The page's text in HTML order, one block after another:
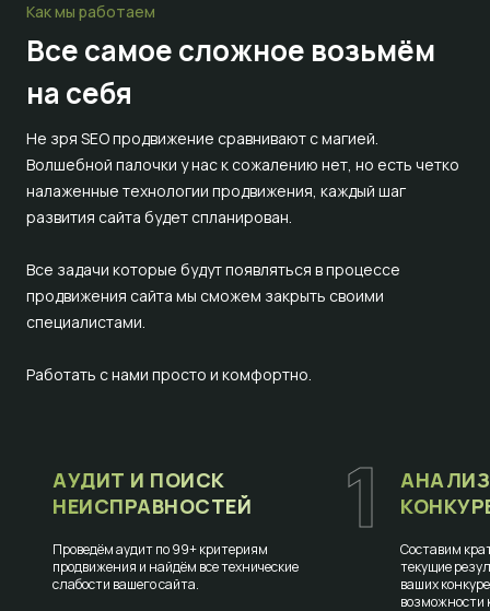
Как мы работаем
Все самое сложное возьмём
на себя
Не зря SEO продвижение сравнивают с магией.
Волшебной палочки у нас к сожалению нет, но есть четко
налаженные технологии продвижения, каждый шаг
развития сайта будет спланирован.
Все задачи которые будут появляться в процессе
продвижения сайта мы сможем закрыть своими
специалистами.
Работать с нами просто и комфортно.
1
АУДИТ И ПОИСК
НЕИСПРАВНОСТЕЙ
Проведём аудит по 99+ критериям
продвижения и найдём все технические
слабости вашего сайта.
Составим
текущие
ваших
возможности